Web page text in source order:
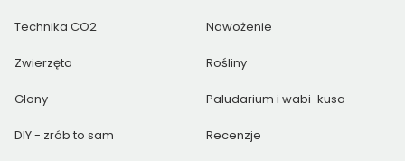
Technika CO2 Nawożenie
Zwierzęta Rośliny
Glony Paludarium i wabi-kusa
DIY - zrób to sam Recenzje